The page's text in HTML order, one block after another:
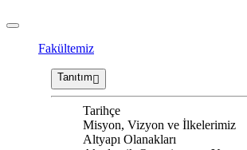
Fakültemiz
Tanıtım
Tarihçe
Misyon, Vizyon ve İlkelerimiz
Altyapı Olanakları